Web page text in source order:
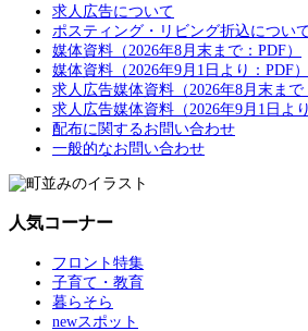
求人広告について
ポスティング・リビング折込につい
媒体資料（2026年8月末まで：PDF）
媒体資料（2026年9月1日より：PDF）
求人広告媒体資料（2026年8月末まで
求人広告媒体資料（2026年9月1日より
配布に関するお問い合わせ
一般的なお問い合わせ
人気コーナー
フロント特集
子育て・教育
暮らそら
newスポット